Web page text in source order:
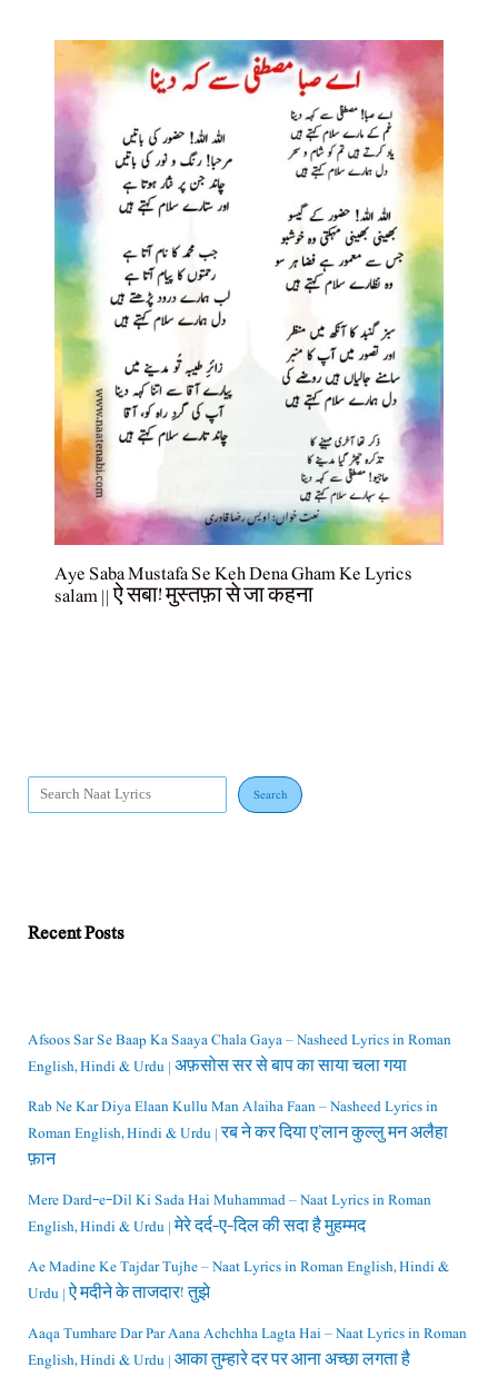
Aye Saba Mustafa Se Keh Dena Gham Ke Lyrics
salam || ऐ सबा! मुस्तफ़ा से जा कहना
Search
Recent Posts
Afsoos Sar Se Baap Ka Saaya Chala Gaya – Nasheed Lyrics in Roman
English, Hindi & Urdu | अफ़सोस सर से बाप का साया चला गया
Rab Ne Kar Diya Elaan Kullu Man Alaiha Faan – Nasheed Lyrics in
Roman English, Hindi & Urdu | रब ने कर दिया ए’लान कुल्लु मन अलैहा
फ़ान
Mere Dard-e-Dil Ki Sada Hai Muhammad – Naat Lyrics in Roman
English, Hindi & Urdu | मेरे दर्द-ए-दिल की सदा है मुहम्मद
Ae Madine Ke Tajdar Tujhe – Naat Lyrics in Roman English, Hindi &
Urdu | ऐ मदीने के ताजदार! तुझे
Aaqa Tumhare Dar Par Aana Achchha Lagta Hai – Naat Lyrics in Roman
English, Hindi & Urdu | आका तुम्हारे दर पर आना अच्छा लगता है